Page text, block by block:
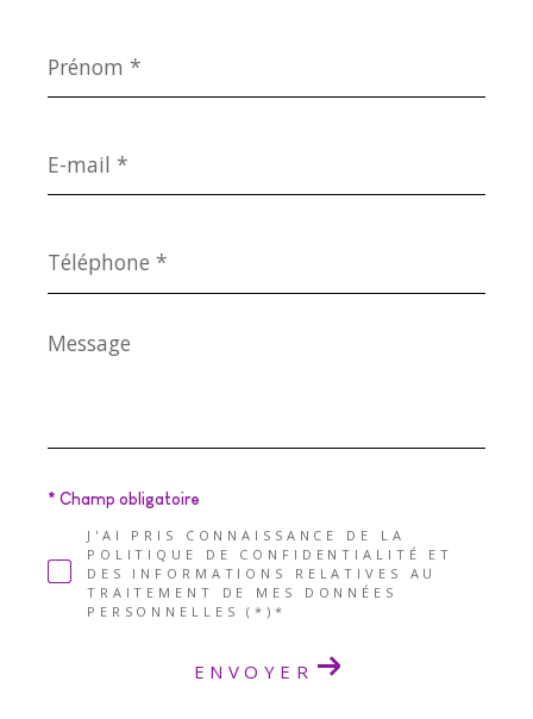
*
mail
*
*
Message
*
J'AI PRIS CONNAISSANCE DE LA
POLITIQUE DE CONFIDENTIALITÉ ET
DES INFORMATIONS RELATIVES AU
TRAITEMENT DE MES DONNÉES
PERSONNELLES (*)*
* Champ obligatoire
ENVOYER